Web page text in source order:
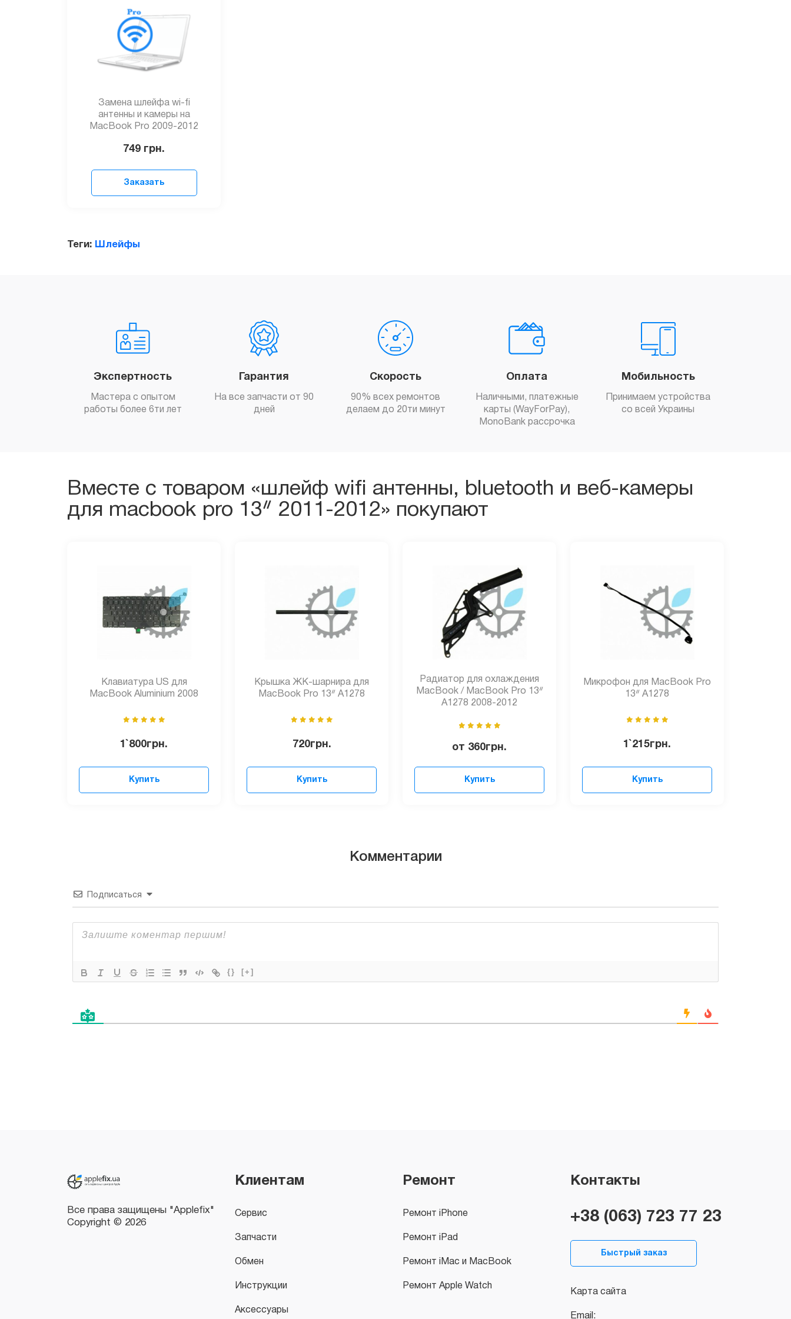
Замена шлейфа wi-fi
антенны и камеры на
MacBook Pro 2009-2012
749 грн.
Заказать
Теги: Шлейфы
Экспертность
Мастера с опытом
работы более 6ти лет
Гарантия
На все запчасти от 90
дней
Скорость
90% всех ремонтов
делаем до 20ти минут
Оплата
Наличными, платежные
карты (WayForPay),
MonoBank рассрочка
Мобильность
Принимаем устройства
со всей Украины
Вместе с товаром «шлейф wifi антенны, bluetooth и веб-камеры
для macbook pro 13ᐥ 2011-2012» покупают
Клавиатура US для
MacBook Aluminium 2008
1`800грн.
Купить
Крышка ЖК-шарнира для
MacBook Pro 13ᐥ A1278
720грн.
Купить
Радиатор для охлаждения
MacBook / MacBook Pro 13ᐥ
A1278 2008-2012
от 360грн.
Купить
Микрофон для MacBook Pro
13ᐥ A1278
1`215грн.
Купить
Комментарии
Подписаться
{} [+]
Клиентам
Сервис
Запчасти
Обмен
Инструкции
Аксессуары
Ремонт
Ремонт iPhone
Ремонт iPad
Ремонт iMac и MacBook
Ремонт Apple Watch
Контакты
+38 (063) 723 77 23
Быстрый заказ
Карта сайта
Email: